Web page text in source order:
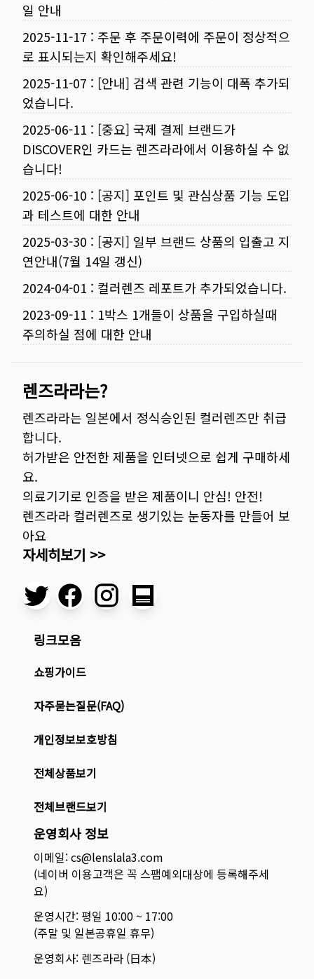
일 안내
2025-11-17 : 주문 후 주문이력에 주문이 정상적으
로 표시되는지 확인해주세요!
2025-11-07 : [안내] 검색 관련 기능이 대폭 추가되
었습니다.
2025-06-11 : [중요] 국제 결제 브랜드가
DISCOVER인 카드는 렌즈라라에서 이용하실 수 없
습니다!
2025-06-10 : [공지] 포인트 및 관심상품 기능 도입
과 테스트에 대한 안내
2025-03-30 : [공지] 일부 브랜드 상품의 입출고 지
연안내(7월 14일 갱신)
2024-04-01 : 컬러렌즈 레포트가 추가되었습니다.
2023-09-11 : 1박스 1개들이 상품을 구입하실때
주의하실 점에 대한 안내
렌즈라라는?
렌즈라라는 일본에서 정식승인된 컬러렌즈만 취급
합니다.
허가받은 안전한 제품을 인터넷으로 쉽게 구매하세
요.
의료기기로 인증을 받은 제품이니 안심! 안전!
렌즈라라 컬러렌즈로 생기있는 눈동자를 만들어 보
아요
자세히보기 >>
링크모음
쇼핑가이드
자주묻는질문(FAQ)
개인정보보호방침
전체상품보기
전체브랜드보기
운영회사 정보
이메일: cs@lenslala3.com
(네이버 이용고객은 꼭 스팸예외대상에 등록해주세
요)
운영시간: 평일 10:00 ~ 17:00
(주말 및 일본공휴일 휴무)
운영회사: 렌즈라라 (日本)